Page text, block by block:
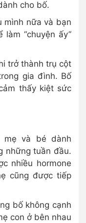
cho bố.
mình nữa và bạn
“chuyện ấy”
trở thành trụ cột
gia đình. Bố
thấy kiệt sức
mẹ và bé dành
những tuần đầu.
nhiều hormone
cũng được tiếp
bố không cạnh
con ở bên nhau